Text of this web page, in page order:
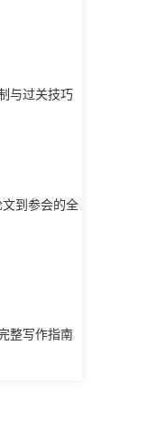
与过关技巧
到参会的全
整写作指南